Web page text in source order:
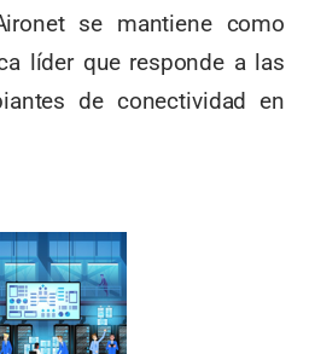
se mantiene como
líder que responde a las
de conectividad en